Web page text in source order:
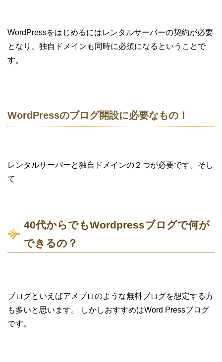
WordPressをはじめるにはレンタルサーバーの契約が必要
となり、独自ドメインも同時に必須になるということで
す。
WordPressのブログ開設に必要なもの！
レンタルサーバーと独自ドメインの２つが必要です。そし
て
40代からでもWordpressブログで何が
できるの？
ブログといえばアメブロのような無料ブログを想定する方
も多いと思います。 しかしおすすめはWord Pressブログ
です。